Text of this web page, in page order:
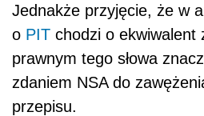
Jednakże przyjęcie, że w
o PIT chodzi o ekwiwalent
prawnym tego słowa
zdaniem NSA do
przepisu.